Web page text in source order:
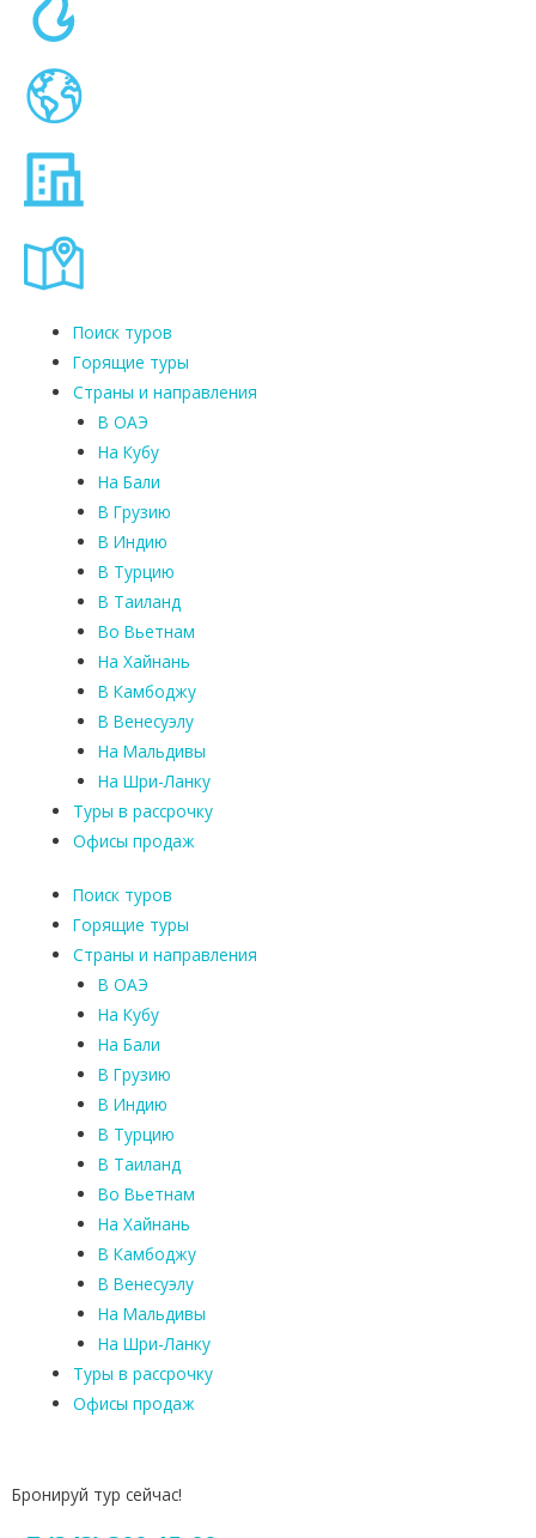
Поиск туров
Горящие туры
Страны и направления
В ОАЭ
На Кубу
На Бали
В Грузию
В Индию
В Турцию
В Таиланд
Во Вьетнам
На Хайнань
В Камбоджу
В Венесуэлу
На Мальдивы
На Шри-Ланку
Туры в рассрочку
Офисы продаж
Поиск туров
Горящие туры
Страны и направления
В ОАЭ
На Кубу
На Бали
В Грузию
В Индию
В Турцию
В Таиланд
Во Вьетнам
На Хайнань
В Камбоджу
В Венесуэлу
На Мальдивы
На Шри-Ланку
Туры в рассрочку
Офисы продаж
Бронируй тур сейчас!